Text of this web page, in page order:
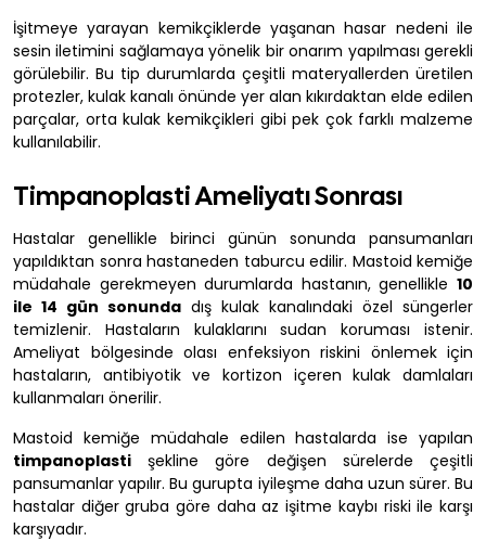
İşitmeye yarayan kemikçiklerde yaşanan hasar nedeni ile
sesin iletimini sağlamaya yönelik bir onarım yapılması gerekli
görülebilir. Bu tip durumlarda çeşitli materyallerden üretilen
protezler, kulak kanalı önünde yer alan kıkırdaktan elde edilen
parçalar, orta kulak kemikçikleri gibi pek çok farklı malzeme
kullanılabilir.
Timpanoplasti Ameliyatı Sonrası
Hastalar genellikle birinci günün sonunda pansumanları
yapıldıktan sonra hastaneden taburcu edilir. Mastoid kemiğe
müdahale gerekmeyen durumlarda hastanın, genellikle 10
ile 14 gün sonunda dış kulak kanalındaki özel süngerler
temizlenir. Hastaların kulaklarını sudan koruması istenir.
Ameliyat bölgesinde olası enfeksiyon riskini önlemek için
hastaların, antibiyotik ve kortizon içeren kulak damlaları
kullanmaları önerilir.
Mastoid kemiğe müdahale edilen hastalarda ise yapılan
timpanoplasti şekline göre değişen sürelerde çeşitli
pansumanlar yapılır. Bu gurupta iyileşme daha uzun sürer. Bu
hastalar diğer gruba göre daha az işitme kaybı riski ile karşı
karşıyadır.